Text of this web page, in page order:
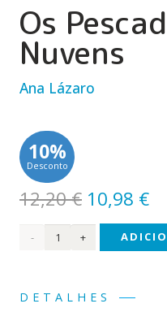
Os
Nuvens
Ana Lázaro
10%
Desconto
12,20€ O
preço
original
12,20 €.
10,98 €O
Quantidade
DETALHES